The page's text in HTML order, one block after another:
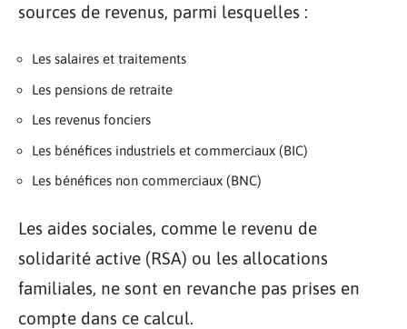
sources de revenus, parmi lesquelles :
Les salaires et traitements
Les pensions de retraite
Les revenus fonciers
Les bénéfices industriels et commerciaux (BIC)
Les bénéfices non commerciaux (BNC)
Les aides sociales, comme le revenu de
solidarité active (RSA) ou les allocations
familiales, ne sont en revanche pas prises en
compte dans ce calcul.